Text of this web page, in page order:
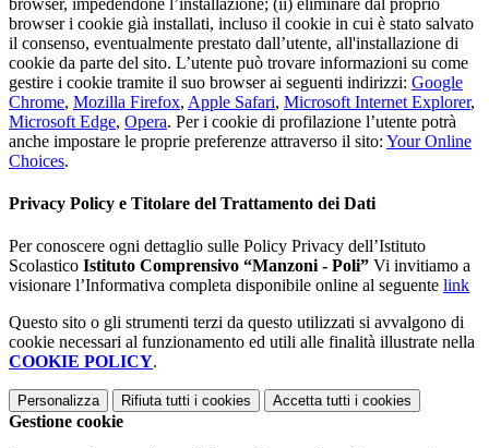
browser i cookie già installati, incluso il cookie in cui è stato salvato
il consenso, eventualmente prestato dall’utente, all'installazione di
cookie da parte del sito. L’utente può trovare informazioni su come
gestire i cookie tramite il suo browser ai seguenti indirizzi: Google
Chrome, Mozilla Firefox, Apple Safari, Microsoft Internet Explorer,
Microsoft Edge, Opera. Per i cookie di profilazione l’utente potrà
anche impostare le proprie preferenze attraverso il sito: Your Online
Choices.
Privacy Policy e Titolare del Trattamento dei Dati
Per conoscere ogni dettaglio sulle Policy Privacy dell’Istituto
Scolastico Istituto Comprensivo “Manzoni - Poli” Vi invitiamo a
visionare l’Informativa completa disponibile online al seguente link
Questo sito o gli strumenti terzi da questo utilizzati si avvalgono di
cookie necessari al funzionamento ed utili alle finalità illustrate nella
COOKIE POLICY.
Personalizza Rifiuta tutti i cookies Accetta tutti i cookies
Gestione cookie